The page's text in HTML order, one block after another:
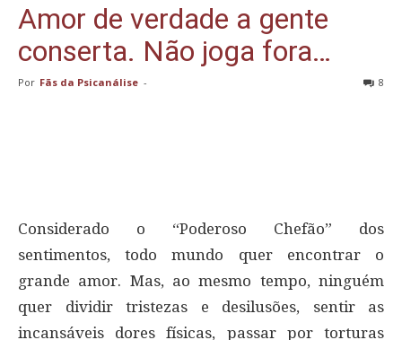
Amor de verdade a gente
conserta. Não joga fora…
Por Fãs da Psicanálise - 8
Considerado o “Poderoso Chefão” dos
sentimentos, todo mundo quer encontrar o
grande amor. Mas, ao mesmo tempo, ninguém
quer dividir tristezas e desilusões, sentir as
incansáveis dores físicas, passar por torturas